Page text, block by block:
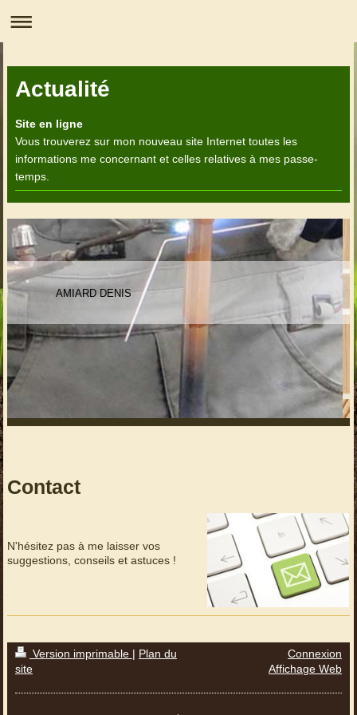
Actualité
Site en ligne
Vous trouverez sur mon nouveau site Internet toutes les
informations me concernant et celles relatives à mes passe-
temps.
AMIARD DENIS
Contact
N'hésitez pas à me laisser vos
suggestions, conseils et astuces !
Version imprimable | Plan du
site
Connexion
Affichage Web